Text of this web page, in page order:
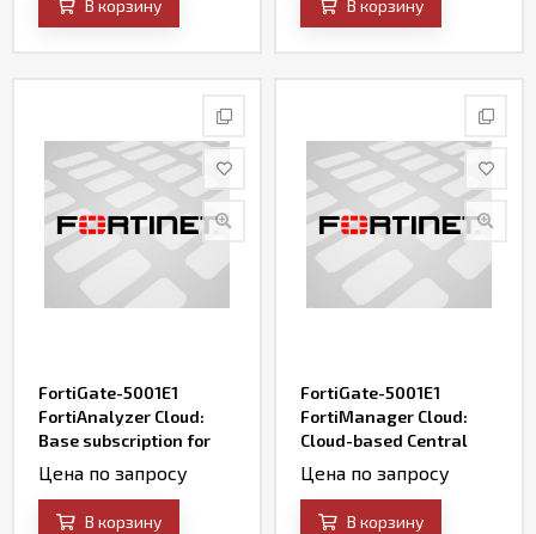
В корзину В корзину
FortiGate-5001E1
FortiAnalyzer Cloud:
Base subscription for
Cloud-based Events
Management &
Analytics Service
Цена по запросу
В корзину
FortiGate-5001E1
FortiManager Cloud:
Cloud-based Central
Management &
Orchestration Service
Цена по запросу
В корзину